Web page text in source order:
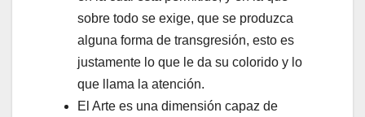
sobre todo se exige, que se produzca
alguna forma de transgresión, esto es
justamente lo que le da su colorido y lo
que llama la atención.
El Arte es una dimensión capaz de